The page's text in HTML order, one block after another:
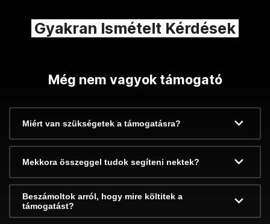
Gyakran Ismételt Kérdések
Még nem vagyok támogató
Miért van szükségetek a támogatásra?
Mekkora összeggel tudok segíteni nektek?
Beszámoltok arról, hogy mire költitek a
támogatást?